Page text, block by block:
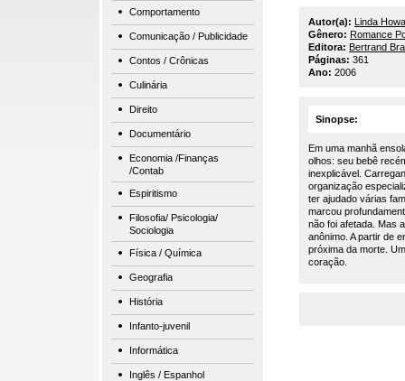
Comportamento
Comunicação / Publicidade
Contos / Crônicas
Culinária
Direito
Documentário
Economia /Finanças
/Contab
Espiritismo
Filosofia/ Psicologia/
Sociologia
Física / Química
Geografia
História
Infanto-juvenil
Informática
Inglês / Espanhol
Autor(a): Linda
Gênero: Romance
Editora: Bertrand
Páginas: 361
Ano: 2006
Sinopse:
Em uma manhã
olhos: seu bebê
inexplicável.
organização
ter ajudado várias
marcou
não foi afetada. Mas
anônimo. A partir de
próxima da morte.
coração.